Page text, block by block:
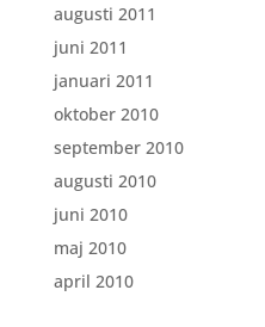
augusti 2011
juni 2011
januari 2011
oktober 2010
september 2010
augusti 2010
juni 2010
maj 2010
april 2010